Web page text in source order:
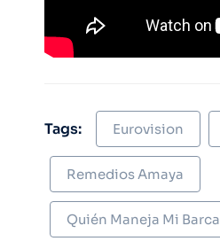
Tags: Eurovision
Remedios Amaya
Quién Maneja Mi Barca